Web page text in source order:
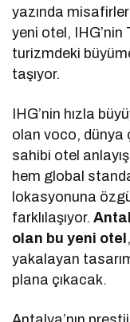
yazında
yeni otel, IHG’nin
turizmdeki
taşıyor.
IHG’nin hızla
olan voco, dünya
sahibi otel
hem global
lokasyonuna
farklılaşıyor.
olan bu yeni otel
yakalayan
plana çıkacak.